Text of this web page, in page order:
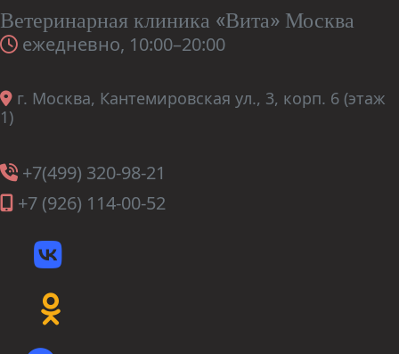
Ветеринарная клиника «Вита» Москва
ежедневно, 10:00–20:00
г. Москва, Кантемировская ул., 3, корп. 6 (этаж
1)
+7(499) 320-98-21
+7 (926) 114-00-52